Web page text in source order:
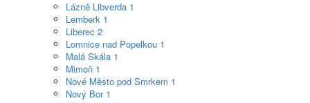
Lázně Libverda 1
Lemberk 1
Liberec 2
Lomnice nad Popelkou 1
Malá Skála 1
Mimoň 1
Nové Město pod Smrkem 1
Nový Bor 1